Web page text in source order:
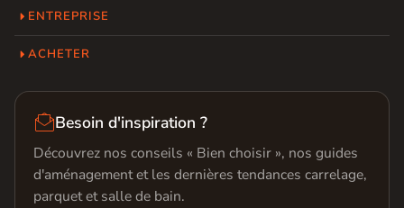
ENTREPRISE
ACHETER
Besoin d'inspiration ?
Découvrez nos conseils « Bien choisir », nos guides
d'aménagement et les dernières tendances carrelage,
parquet et salle de bain.